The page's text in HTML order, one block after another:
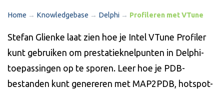
Home → Knowledgebase → Delphi → Profileren met VTune
Stefan Glienke laat zien hoe je Intel VTune Profiler
kunt gebruiken om prestatieknelpunten in Delphi-
toepassingen op te sporen. Leer hoe je PDB-
bestanden kunt genereren met MAP2PDB, hotspot-